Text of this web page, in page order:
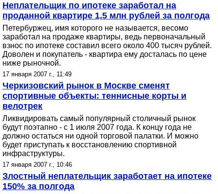
Неплательщик по ипотеке заработал на
проданной квартире 1,5 млн рублей за полгода
Петербуржец, имя которого не называется, весомо
заработал на продаже квартиры, ведь первоначальный
взнос по ипотеке составил всего около 400 тысяч рублей.
Доволен и покупатель - квартира ему досталась по цене
ниже рыночной.
17 января 2007 г., 11:49
Черкизовский рынок в Москве сменят
спортивные объекты: теннисные корты и
велотрек
Ликвидировать самый популярный столичный рынок
будут поэтапно - с 1 июля 2007 года. К концу года не
должно остаться ни одной торговой палатки. И можно
будет приступать к восстановлению спортивной
инфраструктуры.
17 января 2007 г., 10:46
Злостный неплательщик заработает на ипотеке
150% за полгода